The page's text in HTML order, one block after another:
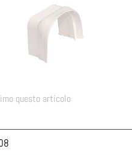
questo articolo